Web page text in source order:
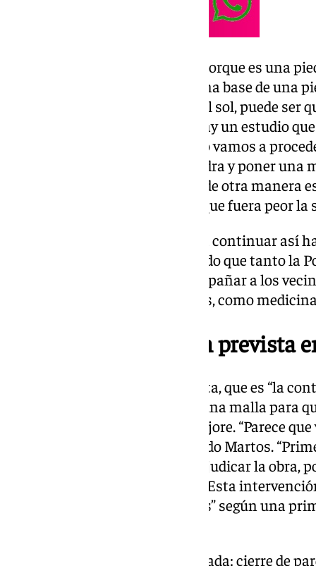
“Es una situación complicada porque es una
abajo. Ahora mismo está con una base de una
la climatología cambie y salga el sol, puede ser
la piedra caiga para abajo. Ya hay un estudio
ladera en 2018 y con ese estudio vamos a
primera opción es anclar la piedra y poner una
pueda bajar para abajo. Actuar de otra manera
roca se podría mover el cerro y que fuera peor
Las viviendas desalojadas van a continuar así
indicado Martos, que ha señalado que tanto la
como los Bomberos van a acompañar a los
bienes que sean muy necesarios, como
Primera intervención prevista
La primera intervención prevista, que es “la
para caer, fijarlas bien y poner una malla para
realizar hasta que el tiempo mejore. “Parece
con este mal tiempo”, ha indicado Martos.
urgencia, hacer el proyecto y adjudicar la obra,
semanas mínimo”, ha añadido. Esta
entre los 60.000 ó 90.000 euros” según una
El paso de Kristin por Granada: cierre de